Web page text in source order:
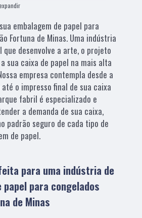
embalagem de papel para
Fortuna de Minas. Uma indústria
que desenvolve a arte, o projeto
sua caixa de papel na mais alta
empresa contempla desde a
o impresso final de sua caixa
fabril é especializado e
a demanda de sua caixa,
padrão seguro de cada tipo de
de papel.
para uma indústria de
papel para congelados
de Minas